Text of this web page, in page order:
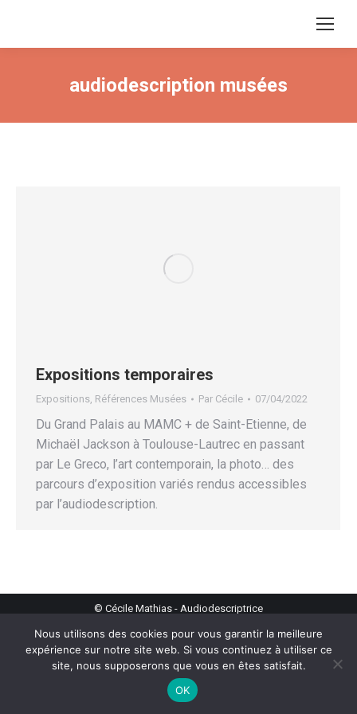
audiodescription musées
Expositions temporaires
Expositions Références Musées Par Cécile 07/04/2022
Du Grand Palais au MAMC + de Saint-Etienne, de
Michaël Jackson à Toulouse-Lautrec en passant
par Le Greco, l’art contemporain, la photo… des
parcours d’exposition variés rendus accessibles
par l’audiodescription.
© Cécile Mathias - Audiodescriptrice
Nous utilisons des cookies pour vous garantir la meilleure
expérience sur notre site web. Si vous continuez à utiliser ce
site, nous supposerons que vous en êtes satisfait.
OK